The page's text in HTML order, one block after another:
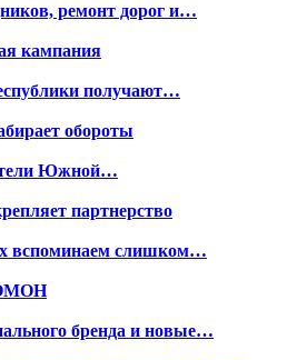
ремонт дорог и…
кампания
получают…
обороты
Южной…
партнерство
вспоминаем слишком…
ОМОН
бренда и новые…